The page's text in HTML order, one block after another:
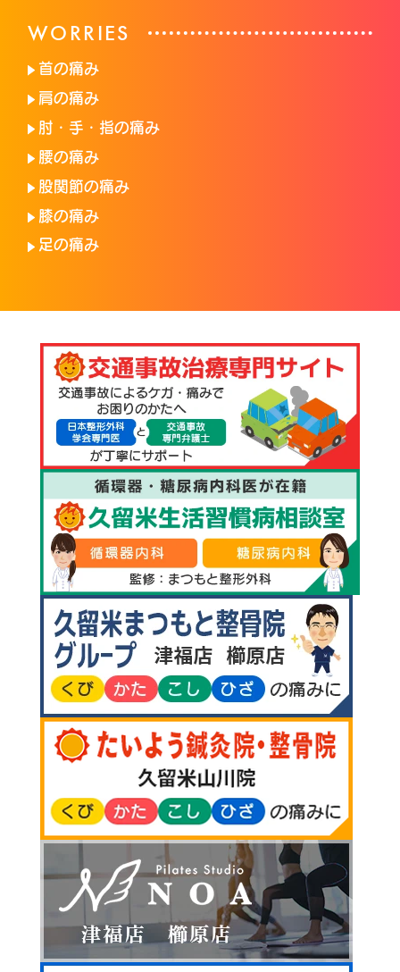
WORRIES
首の痛み
肩の痛み
肘・手・指の痛み
腰の痛み
股関節の痛み
膝の痛み
足の痛み